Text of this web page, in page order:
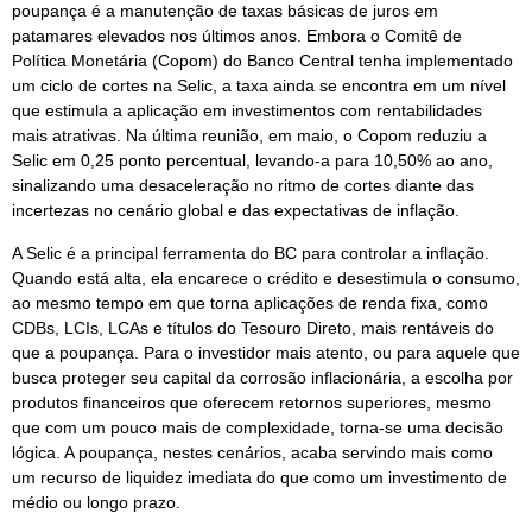
poupança é a manutenção de taxas básicas de juros em
patamares elevados nos últimos anos. Embora o Comitê de
Política Monetária (Copom) do Banco Central tenha implementado
um ciclo de cortes na Selic, a taxa ainda se encontra em um nível
que estimula a aplicação em investimentos com rentabilidades
mais atrativas. Na última reunião, em maio, o Copom reduziu a
Selic em 0,25 ponto percentual, levando-a para 10,50% ao ano,
sinalizando uma desaceleração no ritmo de cortes diante das
incertezas no cenário global e das expectativas de inflação.
A Selic é a principal ferramenta do BC para controlar a inflação.
Quando está alta, ela encarece o crédito e desestimula o consumo,
ao mesmo tempo em que torna aplicações de renda fixa, como
CDBs, LCIs, LCAs e títulos do Tesouro Direto, mais rentáveis do
que a poupança. Para o investidor mais atento, ou para aquele que
busca proteger seu capital da corrosão inflacionária, a escolha por
produtos financeiros que oferecem retornos superiores, mesmo
que com um pouco mais de complexidade, torna-se uma decisão
lógica. A poupança, nestes cenários, acaba servindo mais como
um recurso de liquidez imediata do que como um investimento de
médio ou longo prazo.